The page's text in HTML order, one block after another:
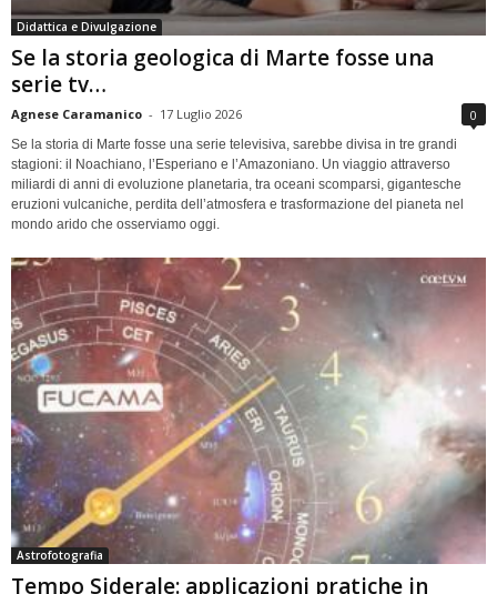
Didattica e Divulgazione
Se la storia geologica di Marte fosse una
serie tv…
Agnese Caramanico - 17 Luglio 2026 0
Se la storia di Marte fosse una serie televisiva, sarebbe divisa in tre grandi
stagioni: il Noachiano, l’Esperiano e l’Amazoniano. Un viaggio attraverso
miliardi di anni di evoluzione planetaria, tra oceani scomparsi, gigantesche
eruzioni vulcaniche, perdita dell’atmosfera e trasformazione del pianeta nel
mondo arido che osserviamo oggi.
Astrofotografia
Tempo Siderale: applicazioni pratiche in